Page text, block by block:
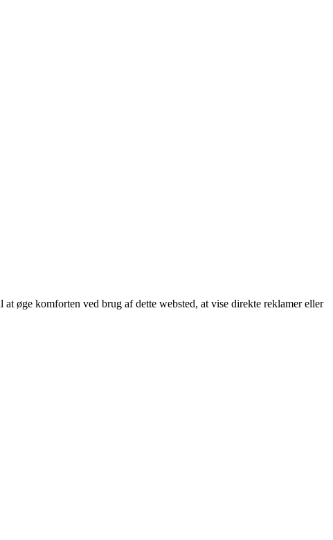
øge komforten ved brug af dette websted, at vise direkte reklamer eller